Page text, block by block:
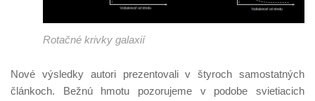
Rotačné krivky galaxií
Nové výsledky autori prezentovali v štyroch samostatných
článkoch. Bežnú hmotu pozorujeme v podobe svietiacich